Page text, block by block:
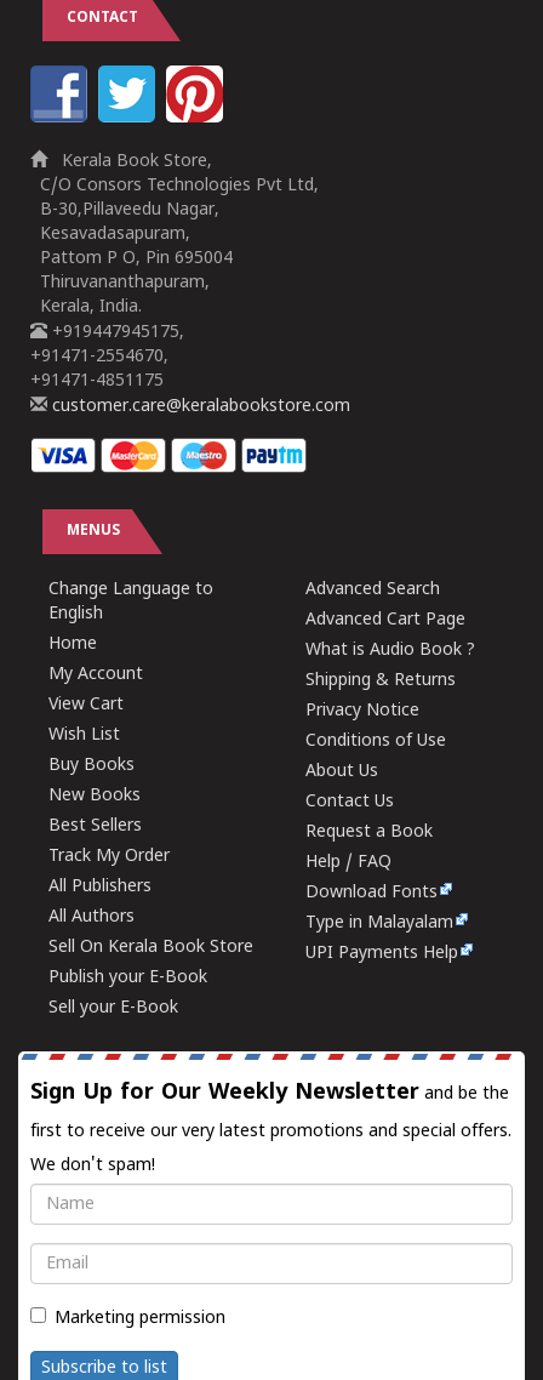
CONTACT
Kerala Book Store,
C/O Consors Technologies Pvt Ltd,
B-30,Pillaveedu Nagar,
Kesavadasapuram,
Pattom P O, Pin 695004
Thiruvananthapuram,
Kerala, India.
+919447945175,
+91471-2554670,
+91471-4851175
customer.care@keralabookstore.com
MENUS
Change Language to
English
Home
My Account
View Cart
Wish List
Buy Books
New Books
Best Sellers
Track My Order
All Publishers
All Authors
Sell On Kerala Book Store
Publish your E-Book
Sell your E-Book
Advanced Search
Advanced Cart Page
What is Audio Book ?
Shipping & Returns
Privacy Notice
Conditions of Use
About Us
Contact Us
Request a Book
Help / FAQ
Download Fonts
Type in Malayalam
UPI Payments Help
Sign Up for Our Weekly Newsletter and be the
first to receive our very latest promotions and special offers.
We don't spam!
Name
Email
Marketing permission
Subscribe to list